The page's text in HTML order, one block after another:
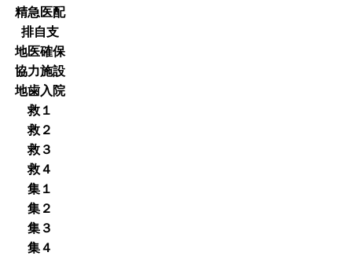
精急医配
排自支
地医確保
協力施設
地歯入院
救１
救２
救３
救４
集１
集２
集３
集４